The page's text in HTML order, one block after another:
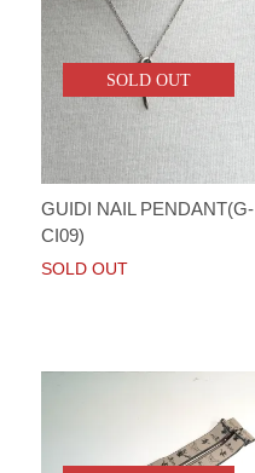
SOLD OUT
GUIDI NAIL PENDANT(G-
CI09)
SOLD OUT